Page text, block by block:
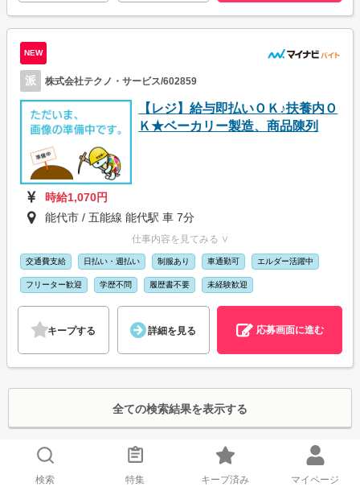
NEW
派 株式会社テクノ・サービス/602859
【レジ】給与即払いＯＫ♪扶養内Ｏ
Ｋ★ベーカリー製造、商品陳列
時給1,070円
能代市 / 五能線 能代駅 車 7分
仕事内容を見てみる ∨
交通費支給 日払い・週払い 制服あり 車通勤可 エルダー活躍中
フリーター歓迎 学歴不問 履歴書不要 未経験歓迎
キープする 詳細を見る 応募画面に進む
全ての検索結果を表示する
検索 特集 キープ済み マイページ